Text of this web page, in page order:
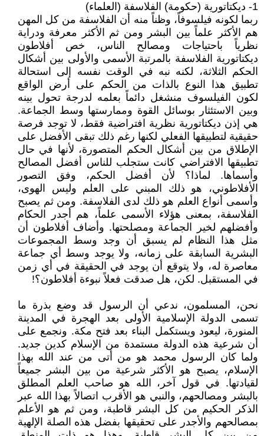
1- ديكتاتورية (حكومة) الفلاسفة (العلماء)
ربما لكونه فيلسوفاً، وظناً منه أن الفلاسفة من كل المهن
هم الأكثر علماً بين البشر ومن ثم الأكثر معرفة ودراية
نظرياً باحتياجات ومصالح الناس، خص أفلاطون
ديكتاتورية الفلاسفة بالمرتبة الأسمى والأولى بين أشكال
الحكم الثلاثة، لكنه نبه في الوقت نفسه إلى استحالة
تطبيق هذا النوع بالذات من الحكم على أرض الواقع
لكون الفيلسوف منشغل دائماً بعلمه لدرجة تحول بينه
وبين الاستئثار بوسائل القوة وممارستها وسط الجماعة.
هي إذن ديكتاتورية نظرية افتراضية فقط، لا توجد فرصة
حقيقية لتطبيقها الفعلي لكنها رغم ذلك تبقى الأفضل على
الإطلاق من بين أشكال الحكم المتصورة، لأنها في حال
تطبيقها الافتراضي كانت ستجلب للناس أفضل المصالح
وأسماها. لماذا؟ لأن أفضل الحكم، وفق التصور
الأفلاطوني، هو ذلك المبني على العلم وليس الهوى،
وأسمى أنواع العلم هو ذلك لدى الفلاسفة. ومن ثم يصبح
الفلاسفة، بمعنى هؤلاء الأسمى علماً، هم أجدر الحكام
وأفضلهم لخير الجماعة ومصلحتها. وأضاف أفلاطون أن
مثل هذا النظام لم يسبق أن وجد وسط المجموعات
البشرية السابقة على زمانه، ولا يوجد وسط أي جماعة
معاصرة له، ولا يتوقع أن يوجد في الحقيقة في أي زمن
في المستقبل. لكن، هل صدقت فعلاً نبوءة أفلاطون؟!
نحن، المسلمون، ندعي أن الرسول قد وضع بذرة ما
تسمى الدولة الإسلامية الأولى بعد الهجرة في المدينة
المنورة، ليعود ويستكمل البناء بعد فتح مكة. ونجمع على
أن شرعية هذه الدولة مستمدة من الإسلام كدين جديد.
ولما كان الرسول محمد هو من أتى من عند الله بهذا
الإسلام، يصبح هو الأكثر شرعية من بين البشر جميعاً
لقيادتها. في قول آخر، الله هو صاحب العلم المطلق
بالبشر ومصالحهم، والنبي هو الأقرب اتصالاً بهذا الله عبر
الذكر الحكيم من كل البشر قاطبة، ومن ثم هو الأعلم
بمصالحهم والأجدر على تحقيقها بفضل هذه الصلة الإلهية